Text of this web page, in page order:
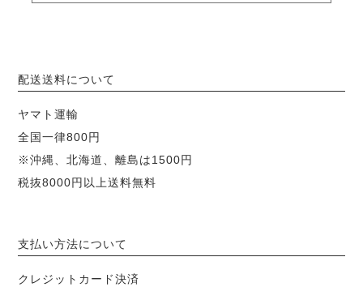
配送送料について
ヤマト運輸
全国一律800円
※沖縄、北海道、離島は1500円
税抜8000円以上送料無料
支払い方法について
クレジットカード決済